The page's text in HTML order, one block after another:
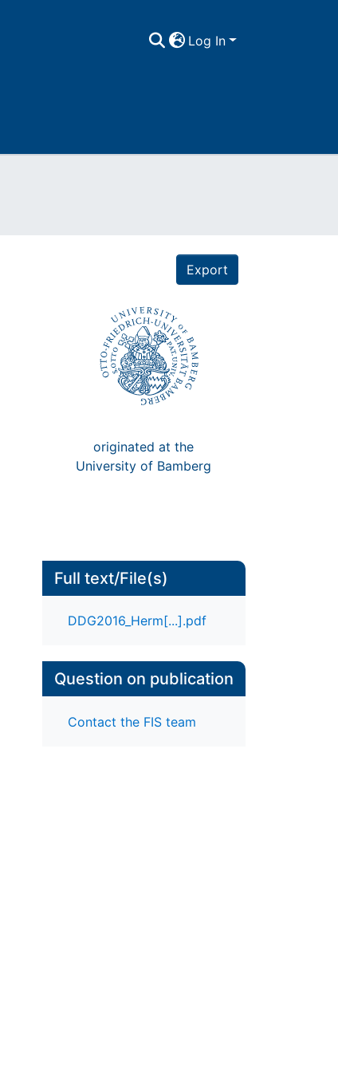
Log In
Export
originated at the
University of Bamberg
Full text/File(s)
DDG2016_Herm[...].pdf
Question on publication
Contact the FIS team